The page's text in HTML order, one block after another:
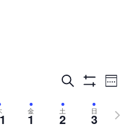
イ
ベ
ン
検
ル
タ
イ
ン
Week
金
1 土
2 日
3
Next